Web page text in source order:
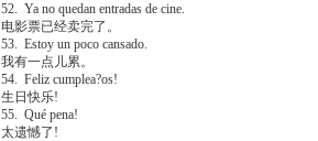
52. Ya no quedan entradas de cine.
电影票已经卖完了。
53. Estoy un poco cansado.
我有一点儿累。
54. Feliz cumplea?os!
生日快乐!
55. Qué pena!
太遗憾了!